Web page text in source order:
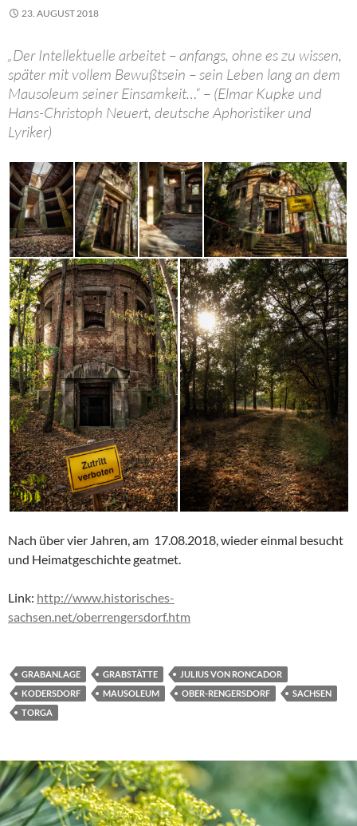
23. AUGUST 2018
„Der Intellektuelle arbeitet – anfangs, ohne es zu wissen,
später mit vollem Bewußtsein – sein Leben lang an dem
Mausoleum seiner Einsamkeit…“ – (Elmar Kupke und
Hans-Christoph Neuert, deutsche Aphoristiker und
Lyriker)
Nach über vier Jahren, am 17.08.2018, wieder einmal besucht
und Heimatgeschichte geatmet.
Link: http://www.historisches-
sachsen.net/oberrengersdorf.htm
GRABANLAGE GRABSTÄTTE
JULIUS VON RONCADOR
KODERSDORF
MAUSOLEUM OBER-RENGERSDORF
SACHSEN
TORGA